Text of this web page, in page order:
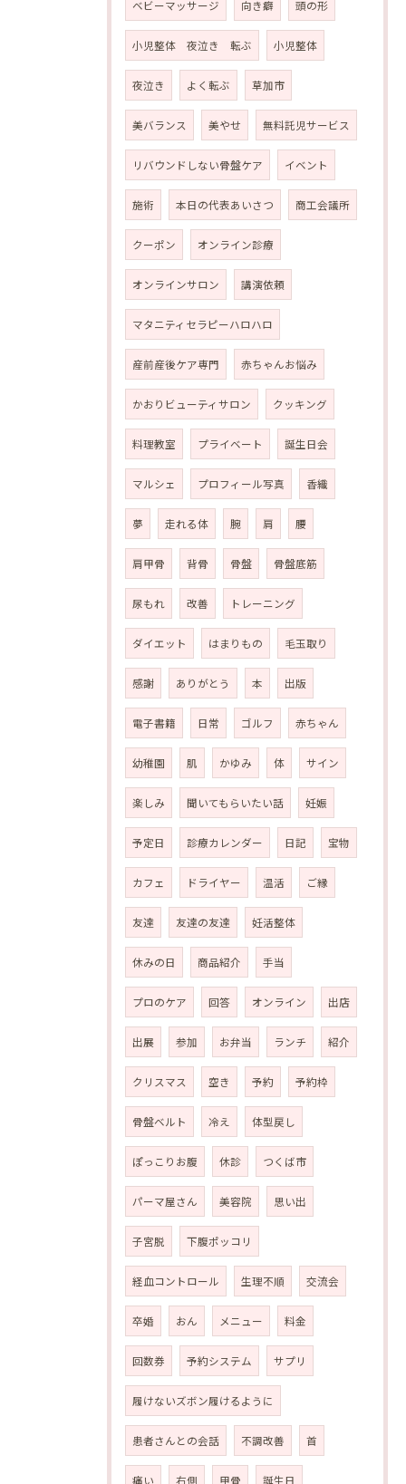
ベビーマッサージ 向き癖 頭の形
小児整体 夜泣き 転ぶ 小児整体
夜泣き よく転ぶ 草加市
美バランス 美やせ 無料託児サービス
リバウンドしない骨盤ケア イベント
施術 本日の代表あいさつ 商工会議所
クーポン オンライン診療
オンラインサロン 講演依頼
マタニティセラピーハロハロ
産前産後ケア専門 赤ちゃんお悩み
かおりビューティサロン クッキング
料理教室 プライベート 誕生日会
マルシェ プロフィール写真 香織
夢 走れる体 腕 肩 腰
肩甲骨 背骨 骨盤 骨盤底筋
尿もれ 改善 トレーニング
ダイエット はまりもの 毛玉取り
感謝 ありがとう 本 出版
電子書籍 日常 ゴルフ 赤ちゃん
幼稚園 肌 かゆみ 体 サイン
楽しみ 聞いてもらいたい話 妊娠
予定日 診療カレンダー 日記 宝物
カフェ ドライヤー 温活 ご縁
友達 友達の友達 妊活整体
休みの日 商品紹介 手当
プロのケア 回答 オンライン 出店
出展 参加 お弁当 ランチ 紹介
クリスマス 空き 予約 予約枠
骨盤ベルト 冷え 体型戻し
ぽっこりお腹 休診 つくば市
パーマ屋さん 美容院 思い出
子宮脱 下腹ポッコリ
経血コントロール 生理不順 交流会
卒婚 おん メニュー 料金
回数券 予約システム サプリ
履けないズボン履けるように
患者さんとの会話 不調改善 首
痛い 右側 甲骨 誕生日